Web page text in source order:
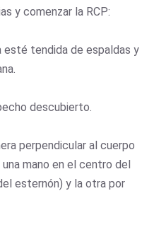
y comenzar la RCP:
esté tendida de espaldas y
descubierto.
perpendicular al cuerpo
mano en el centro del
esternón) y la otra por